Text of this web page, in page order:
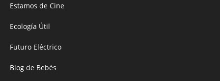
Estamos de Cine
Ecología Útil
Futuro Eléctrico
Blog de Bebés